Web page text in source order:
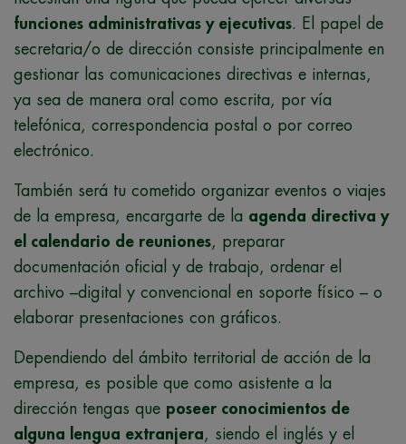
funciones administrativas y ejecutivas. El papel de
secretaria/o de dirección consiste principalmente en
gestionar las comunicaciones directivas e internas,
ya sea de manera oral como escrita, por vía
telefónica, correspondencia postal o por correo
electrónico.
También será tu cometido organizar eventos o viajes
de la empresa, encargarte de la agenda directiva y
el calendario de reuniones, preparar
documentación oficial y de trabajo, ordenar el
archivo –digital y convencional en soporte físico – o
elaborar presentaciones con gráficos.
Dependiendo del ámbito territorial de acción de la
empresa, es posible que como asistente a la
dirección tengas que poseer conocimientos de
alguna lengua extranjera, siendo el inglés y el